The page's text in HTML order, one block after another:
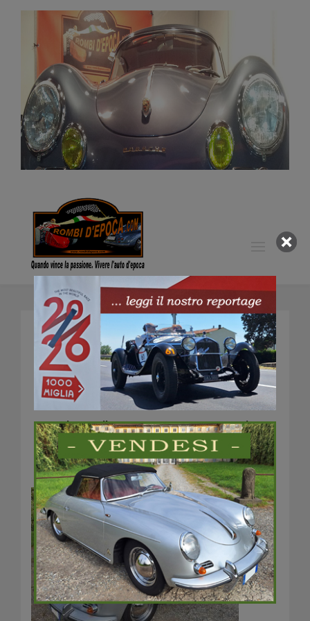
OCCASIONI – AUTO
IN VENDITA
AUTO D’EPOCA in TRATTATIVA RISERVATA
Inviare mail con nome, cognome e recapito
telefonico, essenziali per essere
contattati:info@rombidepoca.com